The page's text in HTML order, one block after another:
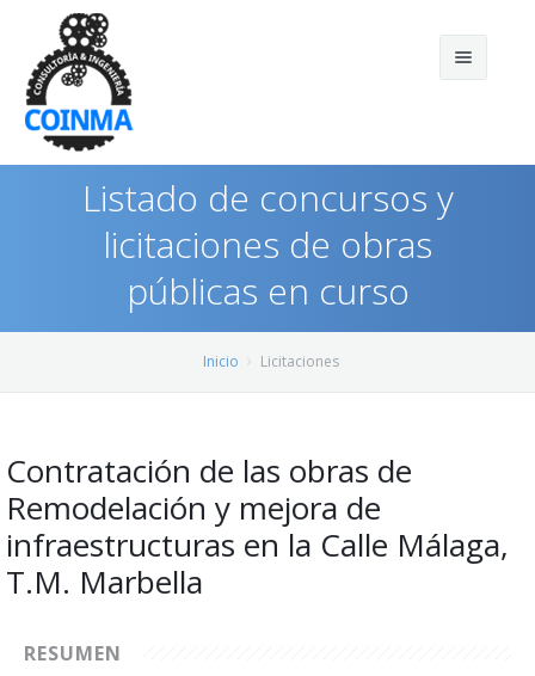
Licitaciones
Quienes somos
Preguntas frecuentes
Contacto
Listado de concursos y
licitaciones de obras
públicas en curso
Inicio Licitaciones
Contratación de las obras de
Remodelación y mejora de
infraestructuras en la Calle Málaga,
T.M. Marbella
RESUMEN